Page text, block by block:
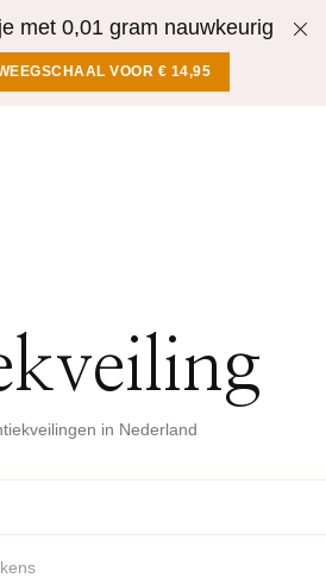
met 0,01 gram nauwkeurig
VOOR € 14,95
in Nederland